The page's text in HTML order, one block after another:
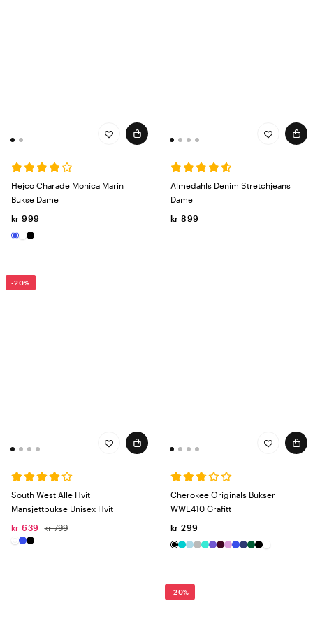
Hejco Charade Monica Marin
Bukse Dame
kr 999
Almedahls Denim Stretchjeans
Dame
kr 899
-20%
South West Alle Hvit
Mansjettbukse Unisex Hvit
kr 639
kr 799
Cherokee Originals Bukser
WWE410 Grafitt
kr 299
-20%